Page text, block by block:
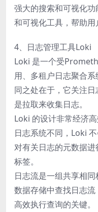
强大的搜索和可视化
和可视化工具，帮助用
4、日志管理工具Loki
Loki 是一个受
用、多租户日志聚合
同之处在于，它关注
是拉取来收集日志。
Loki 的设计非常经济
日志系统不同，Loki
对有关日志的元数据
标签。
日志流是一组共享相
数据存储中查找日志
高效执行查询的关键。